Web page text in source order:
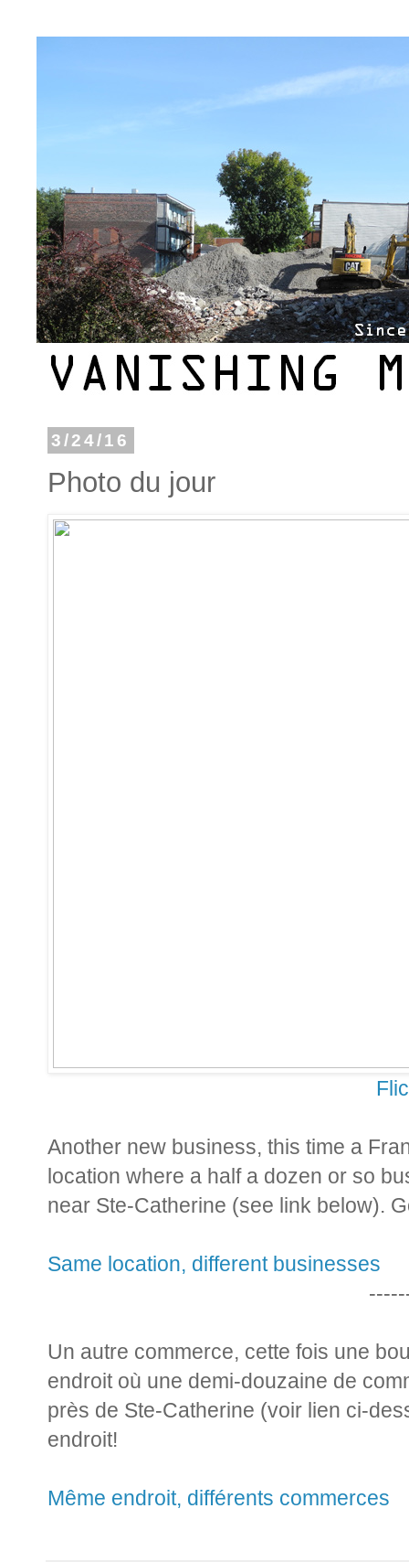
3/24/16
Photo du jour
Another new business, this time a
location where a half a dozen or so
near Ste-Catherine (see link below).
Same location, different businesses
Un autre commerce, cette fois une
endroit où une demi-douzaine de
près de Ste-Catherine (voir lien ci-
endroit!
Même endroit, différents commerces